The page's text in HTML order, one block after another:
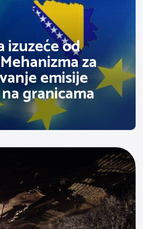
izuzeće od
za
emisije
granicama